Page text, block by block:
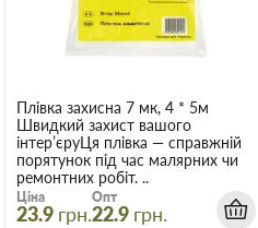
х 45м біла кремова ME3845
Плівка захисна 7 мк, 4 * 5м
Швидкий захист вашого
інтер’єруЦя плівка — справжній
порятунок під час малярних чи
ремонтних робіт. ..
Ціна
23.9 грн.
Опт
22.9 грн.